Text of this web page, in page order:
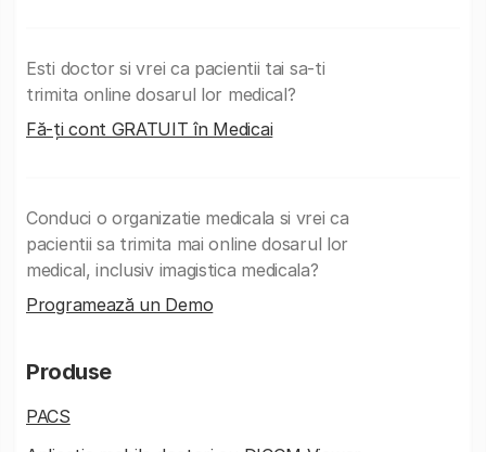
Esti doctor si vrei ca pacientii tai sa-ti
trimita online dosarul lor medical?
Fă-ți cont GRATUIT în Medicai
Conduci o organizatie medicala si vrei ca
pacientii sa trimita mai online dosarul lor
medical, inclusiv imagistica medicala?
Programează un Demo
Produse
PACS